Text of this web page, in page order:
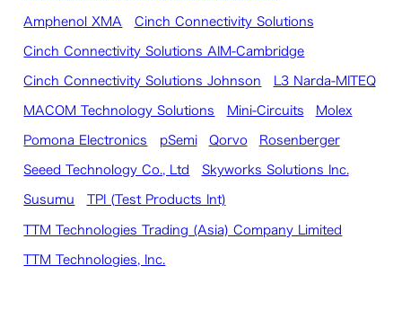
Amphenol XMA Cinch Connectivity Solutions
Cinch Connectivity Solutions AIM-Cambridge
Cinch Connectivity Solutions Johnson L3 Narda-MITEQ
MACOM Technology Solutions Mini-Circuits Molex
Pomona Electronics pSemi Qorvo Rosenberger
Seeed Technology Co., Ltd Skyworks Solutions Inc.
Susumu TPI (Test Products Int)
TTM Technologies Trading (Asia) Company Limited
TTM Technologies, Inc.